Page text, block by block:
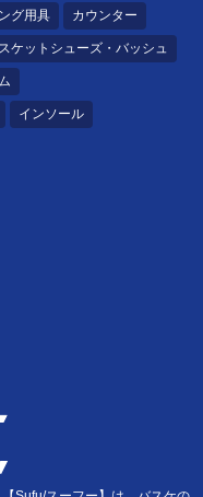
グ用具 カウンター
ケットシューズ・バッシュ
インソール